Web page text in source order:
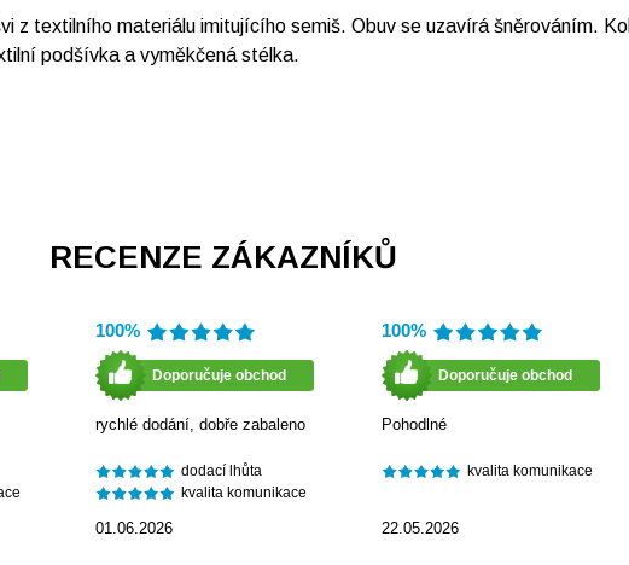
z textilního materiálu imitujícího semiš. Obuv se uzavírá šněrováním.
podšívka a vyměkčená stélka.
RECENZE ZÁKAZNÍKŮ
100%
Doporučuje obchod
rychlé dodání, dobře zabaleno
dodací lhůta
kvalita komunikace
01.06.2026
100%
Doporučuje obchod
Pohodlné
kvalita komunikace
22.05.2026